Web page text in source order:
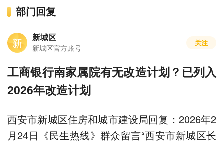
部门回复
新 新城区
新城区官方账号
关注
工商银行南家属院有无改造计划？已列入
2026年改造计划
西安市新城区住房和城市建设局回复：2026年2
月24日《民生热线》群众留言“西安市新城区长